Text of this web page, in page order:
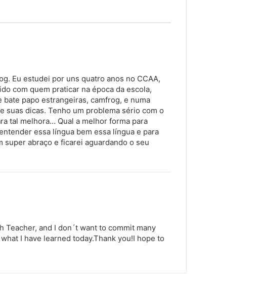
Eu estudei por uns quatro anos no CCAA,
com quem praticar na época da escola,
papo estrangeiras, camfrog, e numa
dicas. Tenho um problema sério com o
tal melhora… Qual a melhor forma para
essa língua bem essa língua e para
super abraço e ficarei aguardando o seu
and I don´t want to commit many
I have learned today.Thank you!I hope to